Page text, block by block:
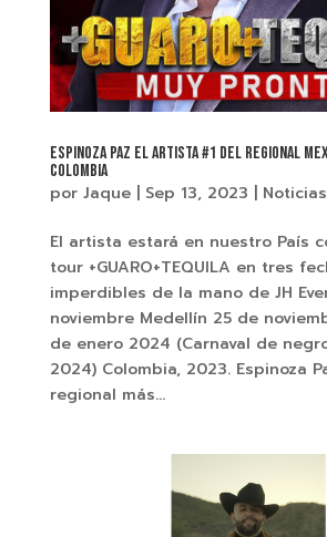
Espinoza Paz el artista #1 del Regional
Colombia
por Jaque| Sep 13, 2023 Noticias
El artista estará en nuestro País
tour +GUARO+TEQUILA en tres
imperdibles de la mano de JH
noviembre Medellín 25 de
de enero 2024 (Carnaval de
2024) Colombia, 2023. Espinoza
regional más...